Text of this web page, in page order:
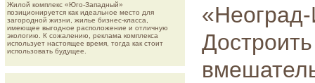
Жилой комплекс «Юго-Западный»
позиционируется как идеальное место для
загородной жизни, жилье бизнес-класса,
имеющее выгодное расположение и отличную
экологию. К сожалению, реклама комплекса
использует настоящее время, тогда как стоит
использовать будущее.